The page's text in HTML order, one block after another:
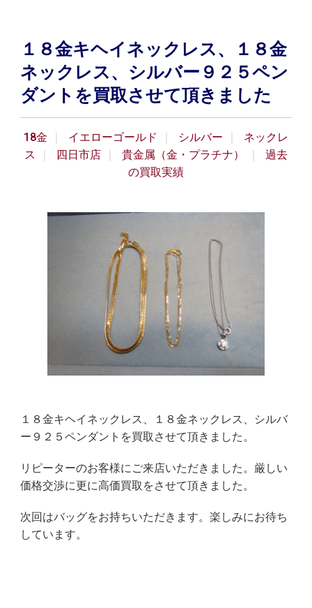
１８金キヘイネックレス、１８金
ネックレス、シルバー９２５ペン
ダントを買取させて頂きました
18金 イエローゴールド シルバー
ネックレ
ス
四日市店 貴金属（金・プラチナ）
過去
の買取実績
１８金キヘイネックレス、１８金ネックレス、シルバ
ー９２５ペンダントを買取させて頂きました。
リピーターのお客様にご来店いただきました。厳しい
価格交渉に更に高価買取をさせて頂きました。
次回はバッグをお持ちいただきます。楽しみにお待ち
しています。